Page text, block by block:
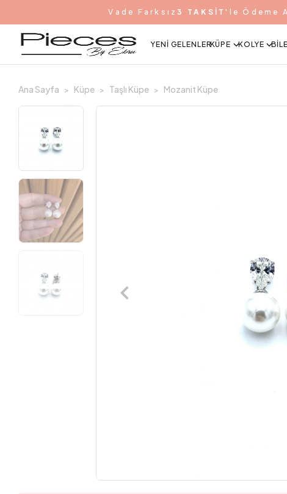
Vade Farksız 3 TAKSİT 'le Ödeme
YENI GELENLERKÜPE KOLYE
Ana Sayfa Küpe Taşlı Küpe Mozanit Küpe